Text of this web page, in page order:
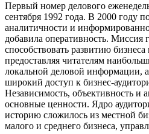
Первый номер делового
сентября 1992 года. В 2000 году
аналитичности и
добавила оперативность. Миссия
способствовать развитию
предоставляя читателям
локальной деловой информации,
широкий доступ к бизнес-
Независимость, объективность и
основные ценности. Ядро
историю сложилось из местной
малого и среднего бизнеса,